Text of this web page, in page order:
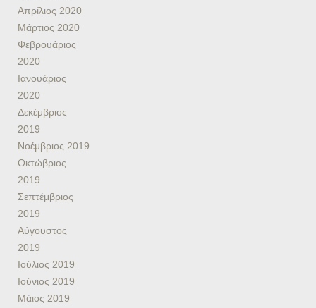
Απρίλιος 2020
Μάρτιος 2020
Φεβρουάριος
2020
Ιανουάριος
2020
Δεκέμβριος
2019
Νοέμβριος 2019
Οκτώβριος
2019
Σεπτέμβριος
2019
Αύγουστος
2019
Ιούλιος 2019
Ιούνιος 2019
Μάιος 2019